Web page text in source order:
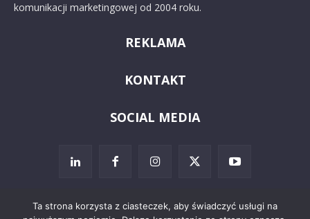
komunikacji marketingowej od 2004 roku.
REKLAMA
KONTAKT
SOCIAL MEDIA
Ta strona korzysta z ciasteczek, aby świadczyć usługi na